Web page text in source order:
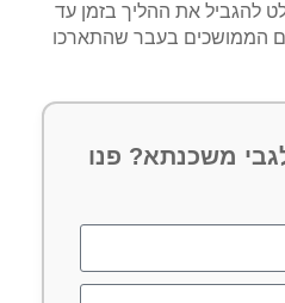
להגביל את ההליך בזמן עד
הממושכים בעבר שהתארכו
משכנתא? פנו